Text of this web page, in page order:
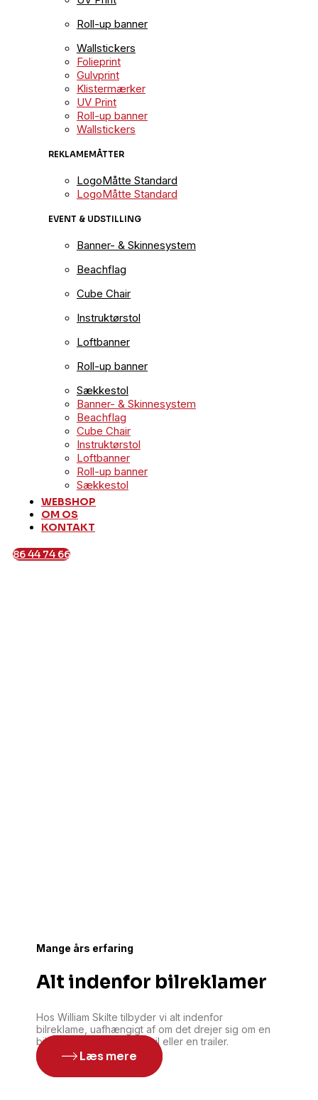
Roll-up banner
Wallstickers
Folieprint
Gulvprint
Klistermærker
UV Print
Roll-up banner
Wallstickers
REKLAMEMÅTTER
LogoMåtte Standard
LogoMåtte Standard
EVENT & UDSTILLING
Banner- & Skinnesystem
Beachflag
Cube Chair
Instruktørstol
Loftbanner
Roll-up banner
Sækkestol
Banner- & Skinnesystem
Beachflag
Cube Chair
Instruktørstol
Loftbanner
Roll-up banner
Sækkestol
WEBSHOP
OM OS
KONTAKT
86 44 74 66
Mange års erfaring
Alt indenfor bilreklamer
Hos William Skilte tilbyder vi alt indenfor
bilreklame, uafhængigt af om det drejer sig om en
bil, en varevogn, en lastbil eller en trailer.
Læs mere